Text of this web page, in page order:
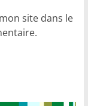
site dans le